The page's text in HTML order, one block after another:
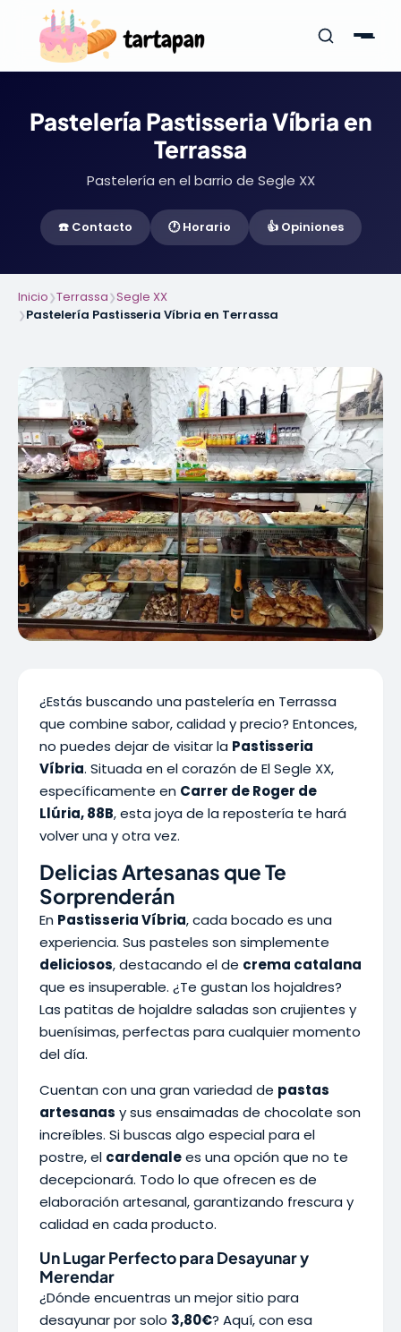
Pastelería Pastisseria Víbria en
Terrassa
Pastelería en el barrio de Segle XX
☎️ Contacto 🕐 Horario 👍 Opiniones
Inicio❯Terrassa❯Segle XX
❯Pastelería Pastisseria Víbria en Terrassa
¿Estás buscando una pastelería en Terrassa
que combine sabor, calidad y precio? Entonces,
no puedes dejar de visitar la Pastisseria
Víbria. Situada en el corazón de El Segle XX,
específicamente en Carrer de Roger de
Llúria, 88B, esta joya de la repostería te hará
volver una y otra vez.
Delicias Artesanas que Te
Sorprenderán
En Pastisseria Víbria, cada bocado es una
experiencia. Sus pasteles son simplemente
deliciosos, destacando el de crema catalana
que es insuperable. ¿Te gustan los hojaldres?
Las patitas de hojaldre saladas son crujientes y
buenísimas, perfectas para cualquier momento
del día.
Cuentan con una gran variedad de pastas
artesanas y sus ensaimadas de chocolate son
increíbles. Si buscas algo especial para el
postre, el cardenalees una opción que no te
decepcionará. Todo lo que ofrecen es de
elaboración artesanal, garantizando frescura y
calidad en cada producto.
Un Lugar Perfecto para Desayunar y
Merendar
¿Dónde encuentras un mejor sitio para
desayunar por solo 3,80€? Aquí, con esa